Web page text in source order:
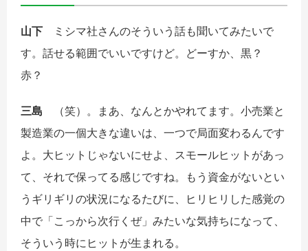
山下
ミシマ社さんのそういう話も聞いてみたいで
す。話せる範囲でいいですけど。どーすか、黒？
赤？
三島
（笑）。まあ、なんとかやれてます。小売業と
製造業の一個大きな違いは、一つで局面変わるんです
よ。大ヒットじゃないにせよ、スモールヒットがあっ
て、それで保ってる感じですね。もう資金がないとい
うギリギリの状況になるたびに、ヒリヒリした感覚の
中で「こっから次行くぜ」みたいな気持ちになって、
そういう時にヒットが生まれる。